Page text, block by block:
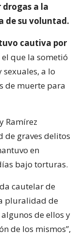
a la
de su voluntad.
cautiva por
que la sometió
sexuales, a lo
de muerte para
Ramírez
de graves delitos
en
bajo torturas.
cautelar de
pluralidad de
de ellos y
de los mismos”,